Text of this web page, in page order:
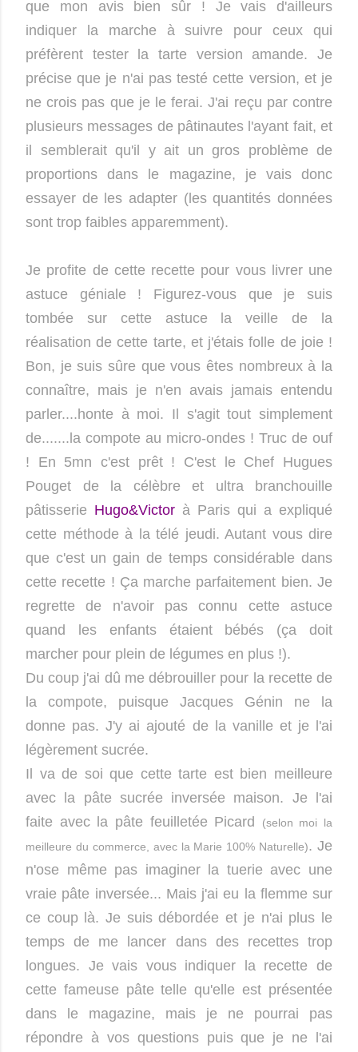
que mon avis bien sûr ! Je vais d'ailleurs
indiquer la marche à suivre pour ceux qui
préfèrent tester la tarte version amande. Je
précise que je n'ai pas testé cette version, et je
ne crois pas que je le ferai. J'ai reçu par contre
plusieurs messages de pâtinautes l'ayant fait, et
il semblerait qu'il y ait un gros problème de
proportions dans le magazine, je vais donc
essayer de les adapter (les quantités données
sont trop faibles apparemment).
Je profite de cette recette pour vous livrer une
astuce géniale ! Figurez-vous que je suis
tombée sur cette astuce la veille de la
réalisation de cette tarte, et j'étais folle de joie !
Bon, je suis sûre que vous êtes nombreux à la
connaître, mais je n'en avais jamais entendu
parler....honte à moi. Il s'agit tout simplement
de.......la compote au micro-ondes ! Truc de ouf
! En 5mn c'est prêt ! C'est le Chef Hugues
Pouget de la célèbre et ultra branchouille
pâtisserie Hugo&Victor à Paris qui a expliqué
cette méthode à la télé jeudi. Autant vous dire
que c'est un gain de temps considérable dans
cette recette ! Ça marche parfaitement bien. Je
regrette de n'avoir pas connu cette astuce
quand les enfants étaient bébés (ça doit
marcher pour plein de légumes en plus !).
Du coup j'ai dû me débrouiller pour la recette de
la compote, puisque Jacques Génin ne la
donne pas. J'y ai ajouté de la vanille et je l'ai
légèrement sucrée.
Il va de soi que cette tarte est bien meilleure
avec la pâte sucrée inversée maison. Je l'ai
faite avec la pâte feuilletée Picard
(selon moi la
meilleure du commerce, avec la Marie 100% Naturelle). Je
n'ose même pas imaginer la tuerie avec une
vraie pâte inversée... Mais j'ai eu la flemme sur
ce coup là. Je suis débordée et je n'ai plus le
temps de me lancer dans des recettes trop
longues. Je vais vous indiquer la recette de
cette fameuse pâte telle qu'elle est présentée
dans le magazine, mais je ne pourrai pas
répondre à vos questions puis que je ne l'ai